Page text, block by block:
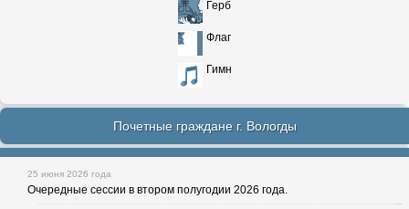
Герб
Флаг
Гимн
Почетные граждане г. Вологды
25 июня 2026 года
Очередные сессии в втором полугодии 2026 года.